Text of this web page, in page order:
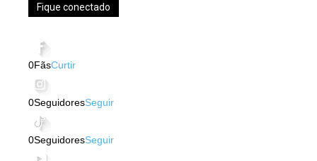
Fique conectado
0FãsCurtir
0SeguidoresSeguir
0SeguidoresSeguir